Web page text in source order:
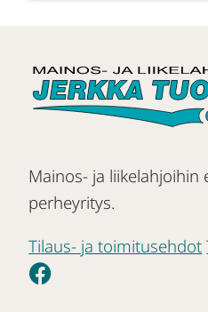
Mainos- ja liikelahjoihin
perheyritys.
Tilaus- ja toimitusehdot